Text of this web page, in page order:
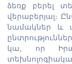
ձեռք բերել
վերաբերյալ։
նամակներ և
կա, որ